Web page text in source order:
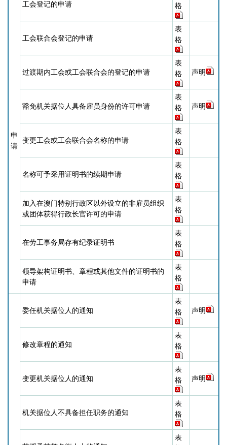
申
请
工会登记的申请 格
工会联合会登记的申请
表
格
过渡期内工会或工会联合会的登记的申请
表
格
声明
豁免机关据位人具备雇员身份的许可申请
表
格
声明
变更工会或工会联合会名称的申请
表
格
名称可予采用证明书的续期申请
表
格
加入在澳门特别行政区以外设立的非雇员组织
或团体获得行政长官许可的申请
表
格
在劳工事务局存有纪录证明书
表
格
领导架构证明书、章程或其他文件的证明书的
申请
表
格
委任机关据位人的通知
表
格
声明
修改章程的通知
表
格
变更机关据位人的通知
表
格
声明
机关据位人不具备担任职务的通知
表
格
表